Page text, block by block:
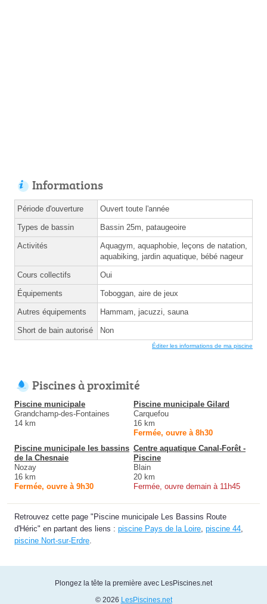
Informations
Période d'ouverture Ouvert toute l'année
Types de bassin Bassin 25m, pataugeoire
Activités
Aquagym, aquaphobie, leçons de natation,
aquabiking, jardin aquatique, bébé nageur
Cours collectifs Oui
Équipements Toboggan, aire de jeux
Autres équipements Hammam, jacuzzi, sauna
Short de bain autorisé Non
Éditer les informations de ma piscine
Piscines à proximité
Piscine municipale
Grandchamp-des-Fontaines
14 km
Piscine municipale Gilard
Carquefou
16 km
Fermée, ouvre à 8h30
Piscine municipale les bassins
de la Chesnaie
Nozay
16 km
Fermée, ouvre à 9h30
Centre aquatique Canal-Forêt -
Piscine
Blain
20 km
Fermée, ouvre demain à 11h45
Retrouvez cette page "Piscine municipale Les Bassins Route
d'Héric" en partant des liens : piscine Pays de la Loire, piscine 44,
piscine Nort-sur-Erdre.
Plongez la tête la première avec LesPiscines.net
© 2026 LesPiscines.net